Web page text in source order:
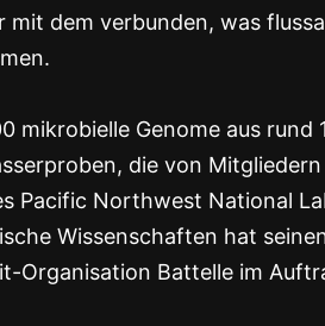
mit dem verbunden, was
mikrobielle Genome aus
die von
Pacific Northwest National
Wissenschaften hat
Battelle im